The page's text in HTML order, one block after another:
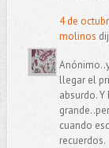
4 de
molinos
llegar el
absurdo.
cuando
recuerdos.